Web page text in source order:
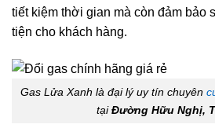
tiết kiệm thời gian mà còn đảm bảo
tiện cho khách hàng.
Gas Lửa Xanh là đại lý uy tín chuyên
tạiĐường Hữu Nghị,